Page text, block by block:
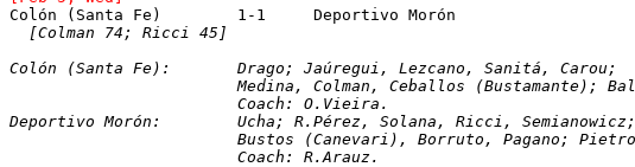
Colón (Santa Fe) 	1-1	Deportivo Morón
[Colman 74; Ricci 45]
Colón (Santa Fe):	Drago; Jaúregui, Lezcano, Sanitá, Carou;
Medina, Colman, Ceballos (Bustamante);
			Coach: O.Vieira.
Deportivo Morón:	Ucha; R.Pérez, Solana, Ricci, Semianowicz;
Bustos (Canevari), Borruto, Pagano;
			Coach: R.Arauz.